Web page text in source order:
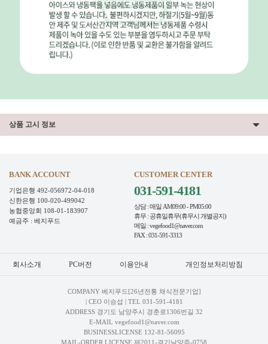
상품 고시 정보
BANK ACCOUNT
기업은행 492-056972-04-018
신한은행 100-020-499042
농협중앙회 108-01-183907
예금주 : 베지푸드
CUSTOMER CENTER
031-591-4181
상담 : 매일 AM09:00 - PM05:00
휴무 : 공휴일휴무(휴무시 개별공지)
메일 : vegefood1@naver.com
FAX : 031-591-3313
회사소개 PC버전 이용안내 개인정보처리방침
COMPANY 베지푸드[26년전통 채식전문기업]
| CEO 이승섭 | TEL 031-591-4181
ADDRESS 경기도 남양주시 경춘로1306번길 32
E-MAIL vegefood1@naver.com
BUSINESSLICENSE 132-81-56095
MAIL-ORDER LICENSE 제2011-경기남양주-0758